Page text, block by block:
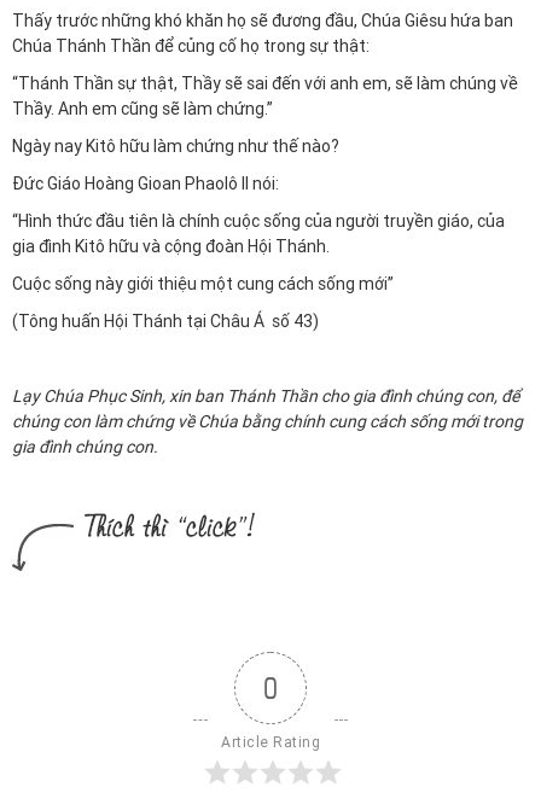
Thấy trước những khó khăn họ sẽ đương đầu, Chúa Giêsu hứa ban
Chúa Thánh Thần để củng cố họ trong sự thật:
“Thánh Thần sự thật, Thầy sẽ sai đến với anh em, sẽ làm chúng về
Thầy. Anh em cũng sẽ làm chứng.”
Ngày nay Kitô hữu làm chứng như thế nào?
Đức Giáo Hoàng Gioan Phaolô II nói:
“Hình thức đầu tiên là chính cuộc sống của người truyền giáo, của
gia đình Kitô hữu và cộng đoàn Hội Thánh.
Cuộc sống này giới thiệu một cung cách sống mới”
(Tông huấn Hội Thánh tại Châu Á số 43)
Lạy Chúa Phục Sinh, xin ban Thánh Thần cho gia đình chúng con, để
chúng con làm chứng về Chúa bằng chính cung cách sống mới trong
gia đình chúng con.
0
Article Rating